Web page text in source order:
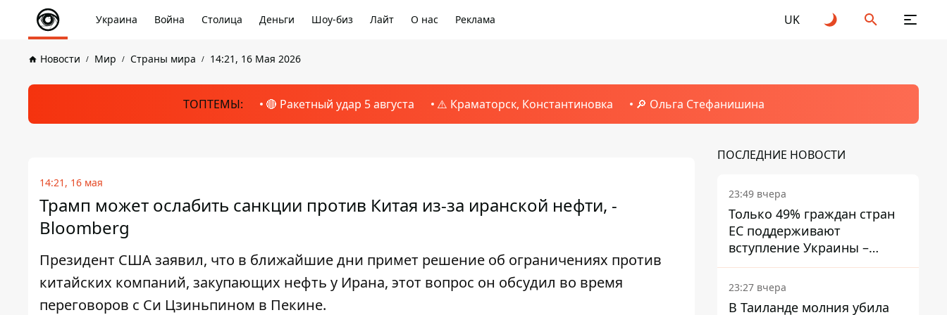
Украина Война Столица Деньги Шоу-биз Лайт О нас Реклама UK
Новости Мир Страны мира 14:21, 16 Мая 2026
ТОПТЕМЫ: 🔴 Ракетный удар 5 августа ⚠️ Краматорск, Константиновка 🔎 Ольга Стефанишина
14:21, 16 мая
Трамп может ослабить санкции против Китая из-за иранской нефти, -
Bloomberg
Президент США заявил, что в ближайшие дни примет решение об ограничениях против
китайских компаний, закупающих нефть у Ирана, этот вопрос он обсудил во время
переговоров с Си Цзиньпином в Пекине.
ПОСЛЕДНИЕ НОВОСТИ
23:49 вчера
Только 49% граждан стран
ЕС поддерживают
вступление Украины –
результаты опроса
23:27 вчера
В Таиланде молния убила